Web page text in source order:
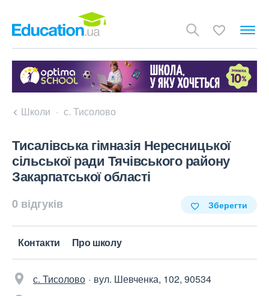
Школи с. Тисолово
Тисалівська гімназія Нересницької
сільської ради Тячівського району
Закарпатської області
0 відгуків Зберегти
Контакти Про школу
с. Тисолово
вул. Шевченка, 102, 90534